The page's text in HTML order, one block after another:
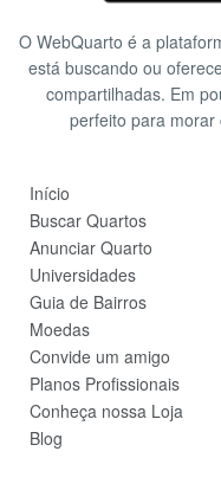
O WebQuarto é a
está buscando ou
compartilhadas. Em
perfeito para morar
Início
Buscar Quartos
Anunciar Quarto
Universidades
Guia de Bairros
Moedas
Convide um amigo
Planos Profissionais
Conheça nossa Loja
Blog